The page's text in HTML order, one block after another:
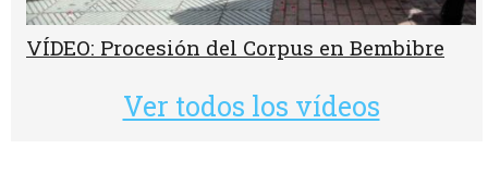
VÍDEO: Procesión del Corpus en Bembibre
Ver todos los vídeos